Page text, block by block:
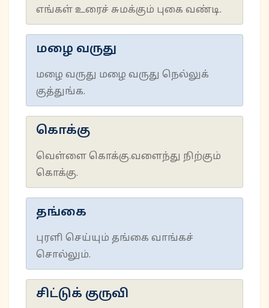
எங்கள் உரைச் சுமக்கும் புகை வண்டி.
மழை வருது
மழை வருது மழை வருது நெல்லுக்
குத்துங்க.
கொக்கு
வெள்ளை கொக்கு.வளைந்து நிற்கும்
கொக்கு.
தங்கை
புரளி செய்யும் தங்கை வாங்கச்
சொல்லும்.
சிட்டுக் குருவி